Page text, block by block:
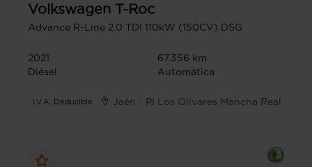
Volkswagen T-Roc
Advance R-Line 2.0 TDI 110kW (150CV) DSG
2021
67.356 km
Diésel
Automática
I.V.A. Deducible Jaén - PI Los Olivares Mancha Real